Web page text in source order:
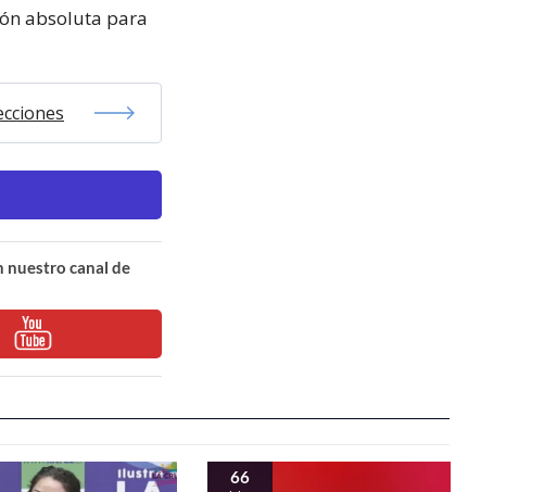
absoluta para
nuestro canal de
66